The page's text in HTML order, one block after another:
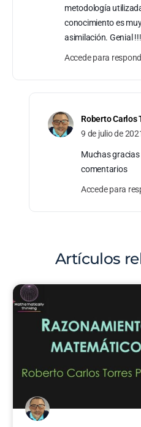
metodología
conocimiento es
asimilación. Genial
Accede para
Roberto Carlos
9 de julio de
Muchas gracias
comentarios
Accede para
Artículos